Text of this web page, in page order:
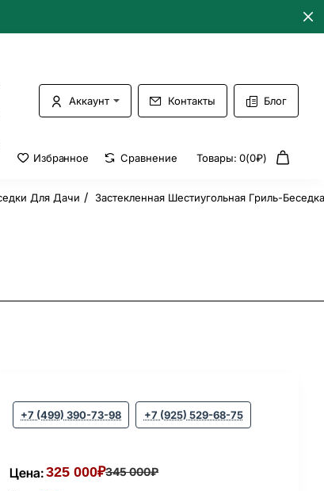
Аккаунт Контакты Блог
Избранное Сравнение Товары: 0(0₽)
Для Дачи Застекленная Шестиугольная Гриль-
+7 (499) 390-73-98 +7 (925) 529-68-75
Цена:325 000₽345 000₽